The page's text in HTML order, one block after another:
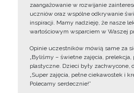
zaangażowanie w rozwijanie
uczniów oraz wspólne odkrywanie
inspiracji. Mamy nadzieję, że nasze
wartościowym wsparciem w Waszej
Opinie uczestników mówią same za
„Byliśmy – świetne zajęcia,
plastyczne. Dzieci były zachwycone,
„Super zajęcia, pełne ciekawostek i
Polecamy serdecznie!”